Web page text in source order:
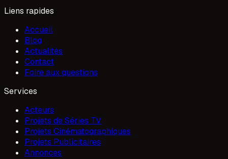
Liens rapides
Accueil
Blog
Actualités
Contact
Foire aux questions
Services
Acteurs
Projets de Séries TV
Projets Cinématographiques
Projets Publicitaires
Annonces